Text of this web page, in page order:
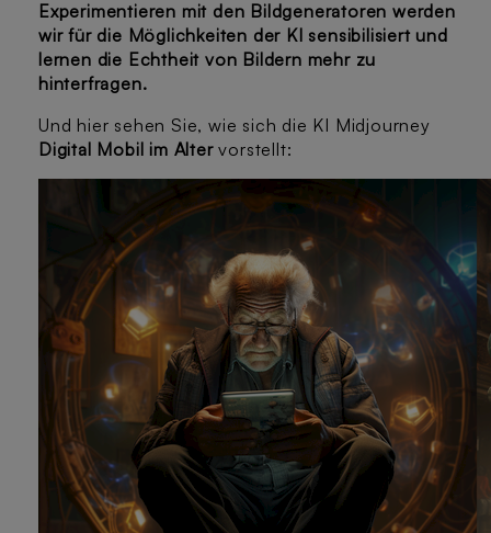
Experimentieren mit den Bildgeneratoren werden
wir für die Möglichkeiten der KI sensibilisiert und
lernen die Echtheit von Bildern mehr zu
hinterfragen.
Und hier sehen Sie, wie sich die KI Midjourney
Digital Mobil im Altervorstellt: